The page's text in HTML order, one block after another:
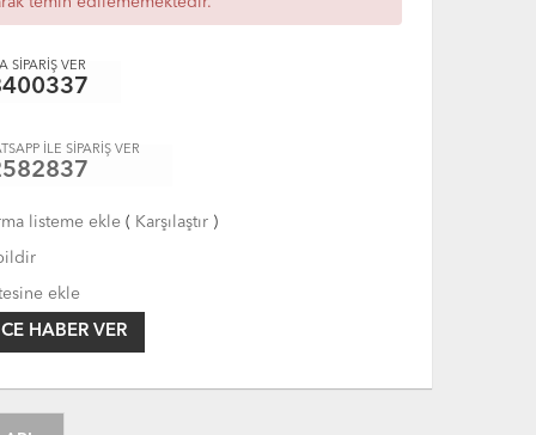
SİPARİŞ VER
İLE SİPARİŞ VER
listeme ekle( Karşılaştır)
ekle
HABER VER